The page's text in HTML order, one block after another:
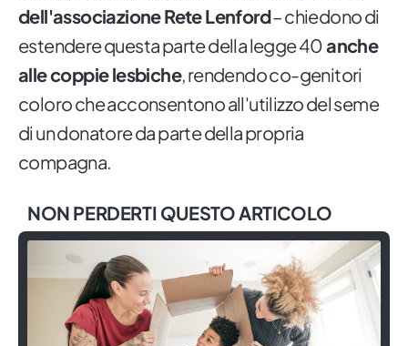
dell'associazione Rete Lenford– chiedono di
estendere questa parte della legge 40anche
alle coppie lesbiche, rendendo co-genitori
coloro che acconsentono all'utilizzo del seme
di un donatore da parte della propria
compagna.
NON PERDERTI QUESTO ARTICOLO